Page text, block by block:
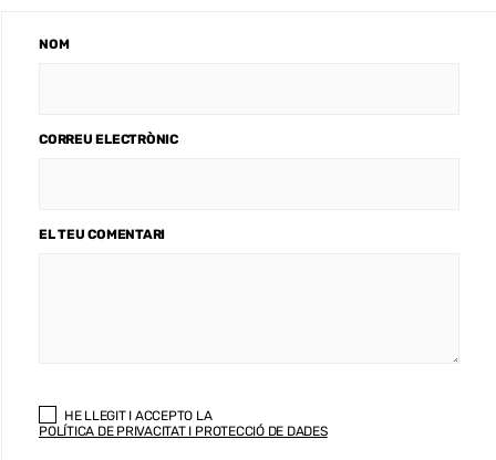
NOM
CORREU ELECTRÒNIC
EL TEU COMENTARI
HE LLEGIT I ACCEPTO LA
POLÍTICA DE PRIVACITAT I PROTECCIÓ DE DADES